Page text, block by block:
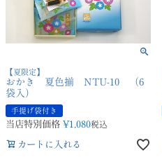
【夏限定】
おかき 夏色揃 NTU-10 （6
袋入）
手提げ袋付き
当店特別価格 ¥1,080税込
カートに入れる